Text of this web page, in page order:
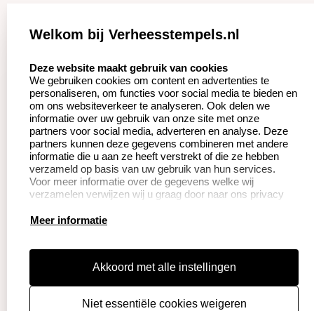
Zakelijk:
Betaling &
Verzending
Wederverkoper
worden
Klantenservice:
Veel gestelde vragen
Herroepingsrecht
Retourneren
Productinformatie:
Instructie voor
Aanleverspecificaties
Safety Sheets
Welkom bij Verheesstempels.nl
Deze website maakt gebruik van cookies
We gebruiken cookies om content en advertenties te
personaliseren, om functies voor social media te bieden en
om ons websiteverkeer te analyseren. Ook delen we
informatie over uw gebruik van onze site met onze
partners voor social media, adverteren en analyse. Deze
partners kunnen deze gegevens combineren met andere
informatie die u aan ze heeft verstrekt of die ze hebben
verzameld op basis van uw gebruik van hun services.
Voor meer informatie over de gegevens welke wij
verzamelen verwijzen wij u graag door naar ons privacy
Meer informatie
Akkoord met alle instellingen
Niet essentiële cookies weigeren